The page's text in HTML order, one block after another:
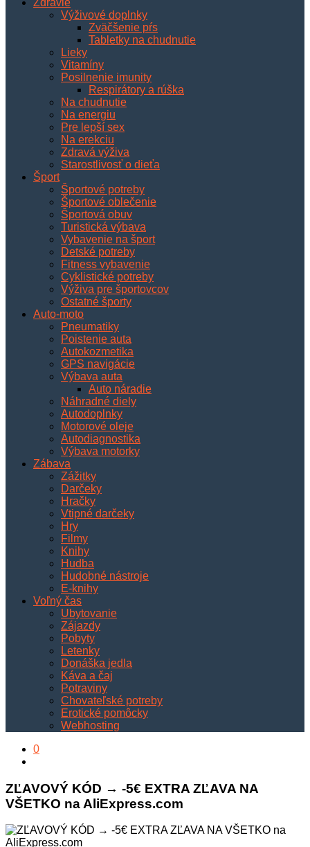
Zdravie
Výživové doplnky
Zväčšenie pŕs
Tabletky na chudnutie
Lieky
Vitamíny
Posilnenie imunity
Respirátory a rúška
Na chudnutie
Na energiu
Pre lepší sex
Na erekciu
Zdravá výživa
Starostlivosť o dieťa
Šport
Športové potreby
Športové oblečenie
Športová obuv
Turistická výbava
Vybavenie na šport
Detské potreby
Fitness vybavenie
Cyklistické potreby
Výživa pre športovcov
Ostatné športy
Auto-moto
Pneumatiky
Poistenie auta
Autokozmetika
GPS navigácie
Výbava auta
Auto náradie
Náhradné diely
Autodoplnky
Motorové oleje
Autodiagnostika
Výbava motorky
Zábava
Zážitky
Darčeky
Hračky
Vtipné darčeky
Hry
Filmy
Knihy
Hudba
Hudobné nástroje
E-knihy
Voľný čas
Ubytovanie
Zájazdy
Pobyty
Letenky
Donáška jedla
Káva a čaj
Potraviny
Chovateľské potreby
Erotické pomôcky
Webhosting
0
ZĽAVOVÝ KÓD → -5€ EXTRA ZĽAVA NA
VŠETKO na AliExpress.com